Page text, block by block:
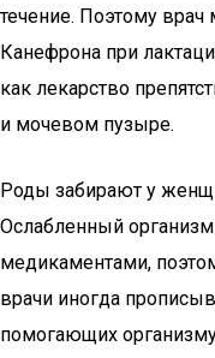
течение. Поэтому
Канефрона при
как лекарство
и мочевом пузыре.
Роды забирают у
Ослабленный
медикаментами,
врачи иногда
помогающих